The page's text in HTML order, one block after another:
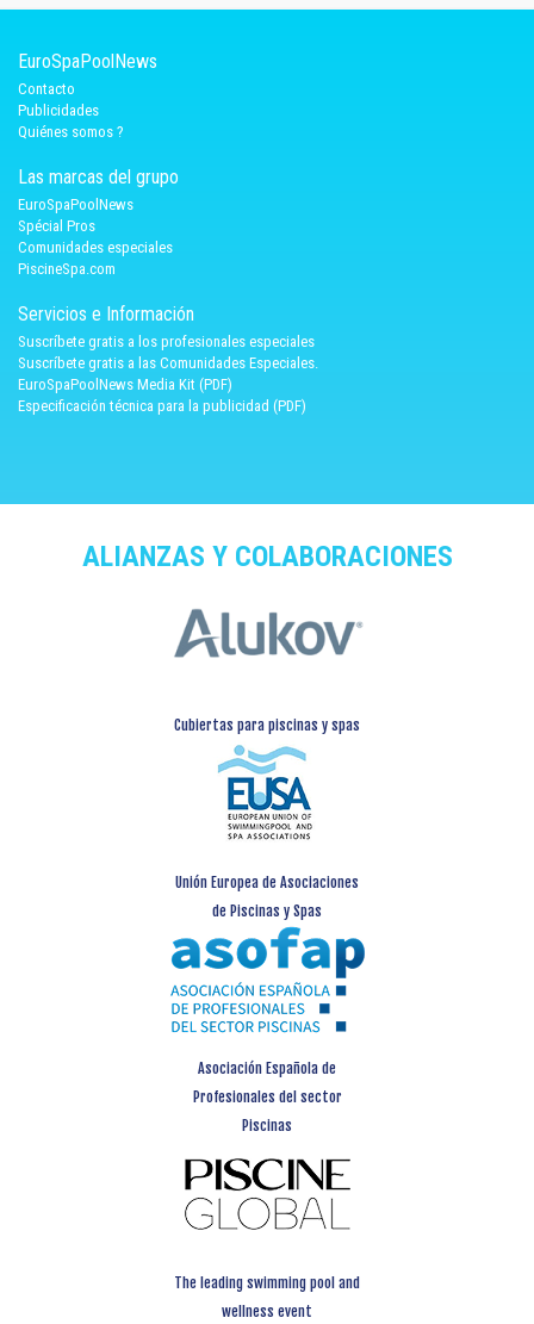
EuroSpaPoolNews
Contacto
Publicidades
Quiénes somos ?
Las marcas del grupo
EuroSpaPoolNews
Spécial Pros
Comunidades especiales
PiscineSpa.com
Servicios e Información
Suscríbete gratis a los profesionales especiales
Suscríbete gratis a las Comunidades Especiales.
EuroSpaPoolNews Media Kit (PDF)
Especificación técnica para la publicidad (PDF)
ALIANZAS Y COLABORACIONES
Cubiertas para piscinas y spas
Unión Europea de Asociaciones
de Piscinas y Spas
Asociación Española de
Profesionales del sector
Piscinas
The leading swimming pool and
wellness event